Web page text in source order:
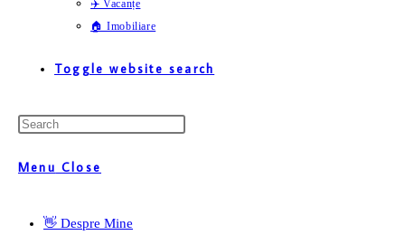
✈️ Vacanțe
🏠 Imobiliare
Toggle website search
Menu Close
👋 Despre Mine